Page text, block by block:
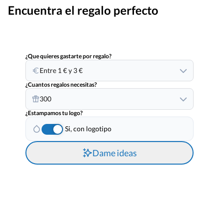
Encuentra el regalo perfecto
¿Que quieres gastarte por regalo?
Entre 1 € y 3 €
¿Cuantos regalos necesitas?
300
¿Estampamos tu logo?
Si, con logotipo
Dame ideas